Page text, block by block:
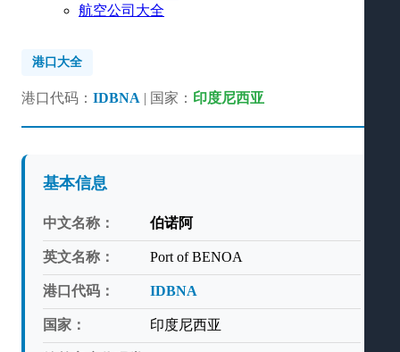
航空公司大全
港口大全
港口代码： IDBNA | 国家： 印度尼西亚
基本信息
中文名称： 伯诺阿
英文名称： Port of BENOA
港口代码： IDBNA
国家： 印度尼西亚